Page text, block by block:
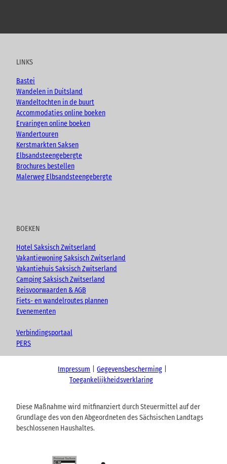
u
e
c
o
k
s
a
m
o
LINKS
Bastei
Wandelen in Duitsland
Wandeltochten in de buurt
Accommodaties online boeken
Ervaringen online boeken
Wandertouren
Kerstmarkten Saksen
Elbsandsteengebergte
Brochures bestellen
Malerweg Elbsandsteengebergte
BOEKEN
Hotel Saksisch Zwitserland
Vakantiewoning Saksisch Zwitserland
Vakantiehuis Saksisch Zwitserland
Camping Saksisch Zwitserland
Reisvoorwaarden & AGB
Fiets- en wandelroutes plannen
Evenementen
Verbindingsportaal
PERS
Impressum
Gegevensbescherming
Toegankelijkheidsverklaring
Diese Maßnahme wird mitfinanziert durch Steuermittel auf der
Grundlage des von den Abgeordneten des Sächsischen Landtags
beschlossenen Haushaltes.